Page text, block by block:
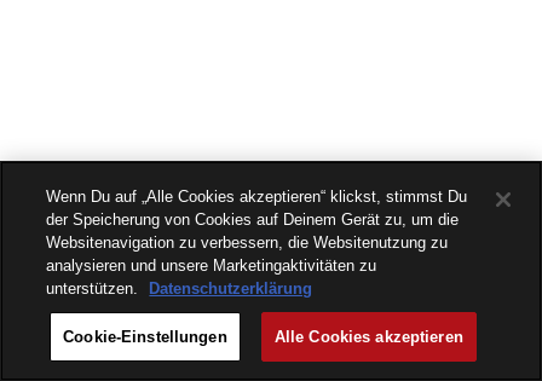
Wenn Du auf „Alle Cookies akzeptieren“ klickst, stimmst Du
der Speicherung von Cookies auf Deinem Gerät zu, um die
Websitenavigation zu verbessern, die Websitenutzung zu
analysieren und unsere Marketingaktivitäten zu
unterstützen.
Datenschutzerklärung
Cookie-Einstellungen Alle Cookies akzeptieren